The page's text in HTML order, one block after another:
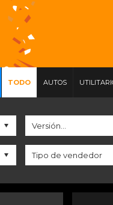
TODO AUTOS